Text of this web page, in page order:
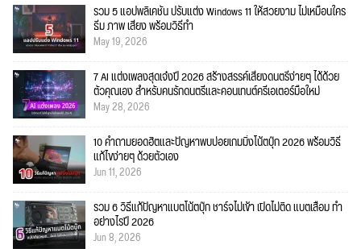
รวม 5 แอปพลิเคชัน ปรับแต่ง Windows 11 ให้สวยงาม ไม่เหมือนใคร
ธีม ภาพ เสียง พร้อมวิธีทำ
May 19, 2026
7 AI แต่งเพลงสุดเจ๋งปี 2026 สร้างสรรค์เสียงดนตรีง่ายๆ ได้ด้วย
ตัวคุณเอง สำหรับคนรักดนตรีและคอนเทนต์ครีเอเตอร์มือใหม่
May 28, 2026
10 คำถามยอดฮิตและปัญหาพบบ่อยเกมมิ่งโน้ตบุ๊ก 2026 พร้อมวิธี
แก้ไขง่ายๆ ด้วยตัวเอง
Jun 11, 2026
รวม 6 วิธีแก้ปัญหาแบตโน้ตบุ๊ก ชาร์จไม่เข้า เปิดไม่ติด แบตเสื่อม ทำ
อย่างไรปี 2026
Jun 8, 2026